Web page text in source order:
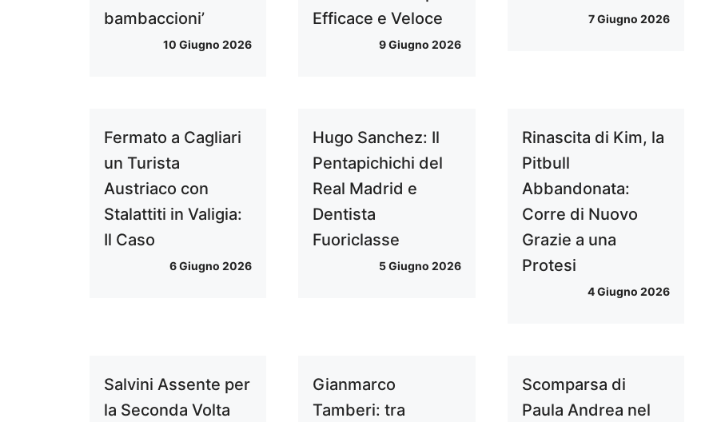
bambaccioni’
10 Giugno 2026
Efficace e Veloce
9 Giugno 2026
7 Giugno 2026
Fermato a Cagliari
un Turista
Austriaco con
Stalattiti in Valigia:
Il Caso
6 Giugno 2026
Hugo Sanchez: Il
Pentapichichi del
Real Madrid e
Dentista
Fuoriclasse
5 Giugno 2026
Rinascita di Kim, la
Pitbull
Abbandonata:
Corre di Nuovo
Grazie a una
Protesi
4 Giugno 2026
Salvini Assente per
la Seconda Volta
Gianmarco
Tamberi: tra
Scomparsa di
Paula Andrea nel